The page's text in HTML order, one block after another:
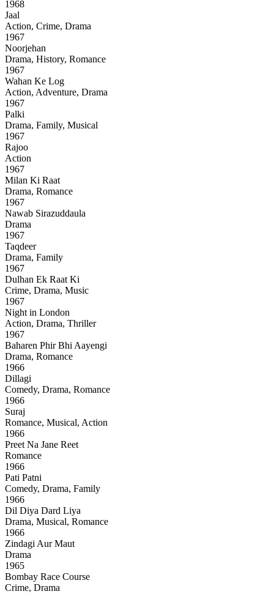
1968
Jaal
Action, Crime, Drama
1967
Noorjehan
Drama, History, Romance
1967
Wahan Ke Log
Action, Adventure, Drama
1967
Palki
Drama, Family, Musical
1967
Rajoo
Action
1967
Milan Ki Raat
Drama, Romance
1967
Nawab Sirazuddaula
Drama
1967
Taqdeer
Drama, Family
1967
Dulhan Ek Raat Ki
Crime, Drama, Music
1967
Night in London
Action, Drama, Thriller
1967
Baharen Phir Bhi Aayengi
Drama, Romance
1966
Dillagi
Comedy, Drama, Romance
1966
Suraj
Romance, Musical, Action
1966
Preet Na Jane Reet
Romance
1966
Pati Patni
Comedy, Drama, Family
1966
Dil Diya Dard Liya
Drama, Musical, Romance
1966
Zindagi Aur Maut
Drama
1965
Bombay Race Course
Crime, Drama